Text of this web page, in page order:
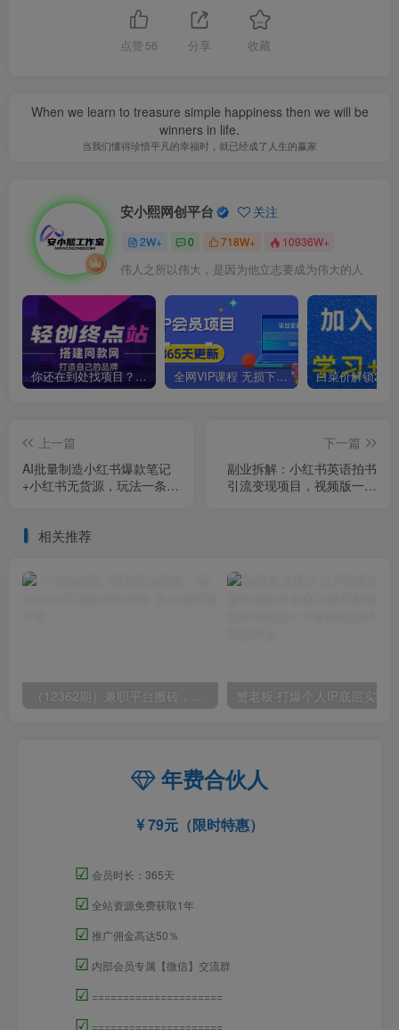
点赞 56 分享 收藏
When we learn to treasure simple happiness then we will be
winners in life.
当我们懂得珍惜平凡的幸福时，就已经成了人生的赢家
安小熙网创平台 关注
2W+ 0 718W+ 10936W+
伟人之所以伟大，是因为他立志要成为伟大的人
你还在到处找项目？还在当韭菜？我靠卖项目一个月收入5万+，曾经我也是个失败者。 全网VIP课程 无损下载~
上一篇
AI批量制造小红书爆款笔记
+小红书无货源，玩法一条龙
下一篇
副业拆解：小红书英语拍书
引流变现项目，视频版一条
相关推荐
（12362期）兼职平台搬砖，日入500+无脑操作可矩阵
年费合伙人
79元（限时特惠）
☑ 会员时长：365天
☑ 全站资源免费获取1年
☑ 推广佣金高达50％
☑ 内部会员专属【微信】交流群
☑ =====================
☑ =====================